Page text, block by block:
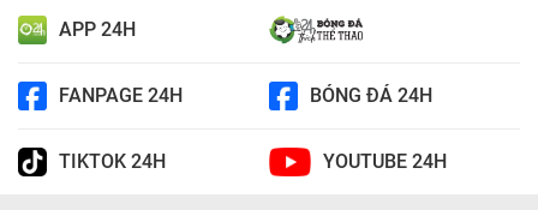
APP 24H
FANPAGE 24H BÓNG ĐÁ 24H
TIKTOK 24H YOUTUBE 24H